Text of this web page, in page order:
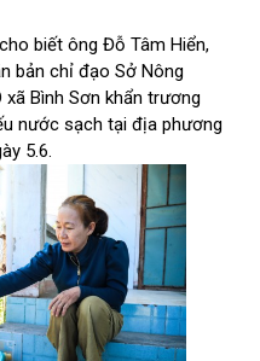
biết ông Đỗ Tâm Hiển,
bản chỉ đạo Sở Nông
Bình Sơn khẩn trương
nước sạch tại địa phương
5.6.